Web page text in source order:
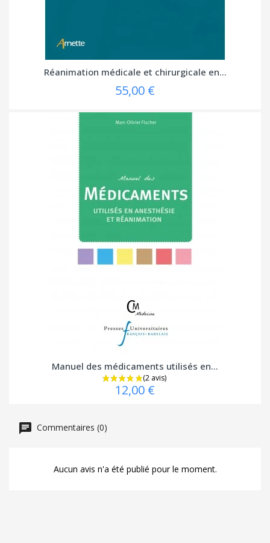
Réanimation médicale et chirurgicale en...
55,00 €
Manuel des médicaments utilisés en...
12,00 €
Commentaires (0)
Aucun avis n'a été publié pour le moment.